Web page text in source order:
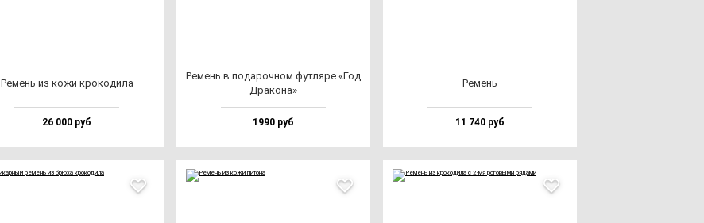
Ремень из ко­жи кро­ко­ди­ла
26 000 руб
Ремень в по­да­роч­ном фут­ля­ре «Год
Дра­ко­на»
1990 руб
Ремень
11 740 руб